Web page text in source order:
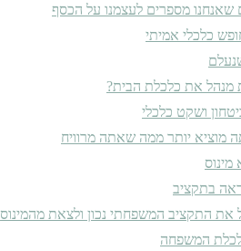
כלכלי אמיתי
מנהל את כלכלת הבית?
ושקט כלכלי
מוציא יותר ממה שאתה מרוויח
מינוס
בתקציב
את התקציב המשפחתי נכון ולצאת מהמינוס
המשפחה